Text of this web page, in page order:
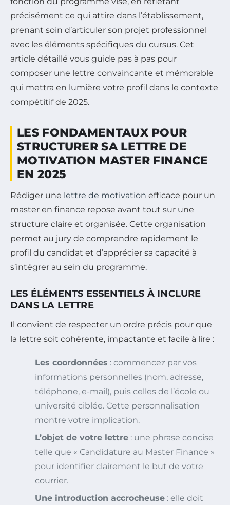
précisément ce qui attire dans l’établissement,
prenant soin d’articuler son projet professionnel
avec les éléments spécifiques du cursus. Cet
article détaillé vous guide pas à pas pour
composer une lettre convaincante et mémorable
qui mettra en lumière votre profil dans le contexte
compétitif de 2025.
LES FONDAMENTAUX POUR
STRUCTURER SA LETTRE DE
MOTIVATION MASTER FINANCE
EN 2025
Rédiger une lettre de motivation efficace pour un
master en finance repose avant tout sur une
structure claire et organisée. Cette organisation
permet au jury de comprendre rapidement le
profil du candidat et d’apprécier sa capacité à
s’intégrer au sein du programme.
LES ÉLÉMENTS ESSENTIELS À INCLURE
DANS LA LETTRE
Il convient de respecter un ordre précis pour que
la lettre soit cohérente, impactante et facile à lire :
Les coordonnées : commencez par vos
informations personnelles (nom, adresse,
téléphone, e-mail), puis celles de l’école ou
université ciblée. Cette personnalisation
montre votre implication.
L’objet de votre lettre : une phrase concise
telle que « Candidature au Master Finance »
pour identifier clairement le but de votre
courrier.
Une introduction accrocheuse : elle doit